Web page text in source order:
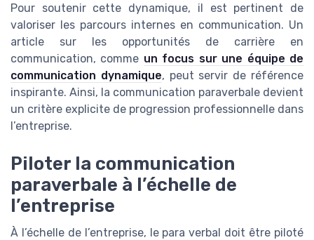
Pour soutenir cette dynamique, il est pertinent de
valoriser les parcours internes en communication. Un
article sur les opportunités de carrière en
communication, comme un focus sur une équipe de
communication dynamique, peut servir de référence
inspirante. Ainsi, la communication paraverbale devient
un critère explicite de progression professionnelle dans
l’entreprise.
Piloter la communication
paraverbale à l’échelle de
l’entreprise
À l’échelle de l’entreprise, le para verbal doit être piloté